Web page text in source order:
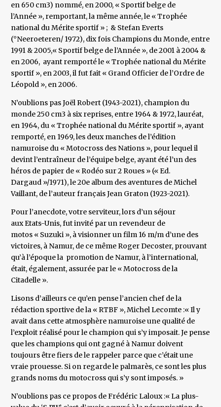
en 650 cm3) nommé, en 2000, « Sportif belge de
l’Année », remportant, la même année, le « Trophée
national du Mérite sportif » ; & Stefan Everts
(°Neeroeteren/ 1972), dix fois Champions du Monde, entre
1991 & 2005,« Sportif belge de l’Année », de 2001 à 2004 &
en 2006, ayant remporté le « Trophée national du Mérite
sportif », en 2003, il fut fait « Grand Officier de l’Ordre de
Léopold », en 2006.
N’oublions pas Joël Robert (1943-2021), champion du
monde 250 cm3 à six reprises, entre 1964 & 1972, lauréat,
en 1964, du « Trophée national du Mérite sportif », ayant
remporté, en 1969, les deux manches de l’édition
namuroise du « Motocross des Nations », pour lequel il
devint l’entraîneur de l’équipe belge, ayant été l’un des
héros de papier de « Rodéo sur 2 Roues » (« Ed.
Dargaud »/1971), le 20e album des aventures de Michel
Vaillant, de l’auteur français Jean Graton (1923-2021).
Pour l’anecdote, votre serviteur, lors d’un séjour
aux Etats-Unis, fut invité par un revendeur de
motos « Suzuki », à visionner un film 16 m/m d’une des
victoires, à Namur, de ce même Roger Decoster, prouvant
qu’à l’époque la promotion de Namur, à l’international,
était, également, assurée par le « Motocross de la
Citadelle ».
Lisons d’ailleurs ce qu’en pense l’ancien chef de la
rédaction sportive de la « RTBF », Michel Lecomte :« Il y
avait dans cette atmosphère namuroise une qualité de
l’exploit réalisé pour le champion qui s’y imposait. Je pense
que les champions qui ont gagné à Namur doivent
toujours être fiers de le rappeler parce que c’était une
vraie prouesse. Si on regarde le palmarès, ce sont les plus
grands noms du motocross qui s’y sont imposés. »
N’oublions pas ce propos de Frédéric Laloux :« La plus-